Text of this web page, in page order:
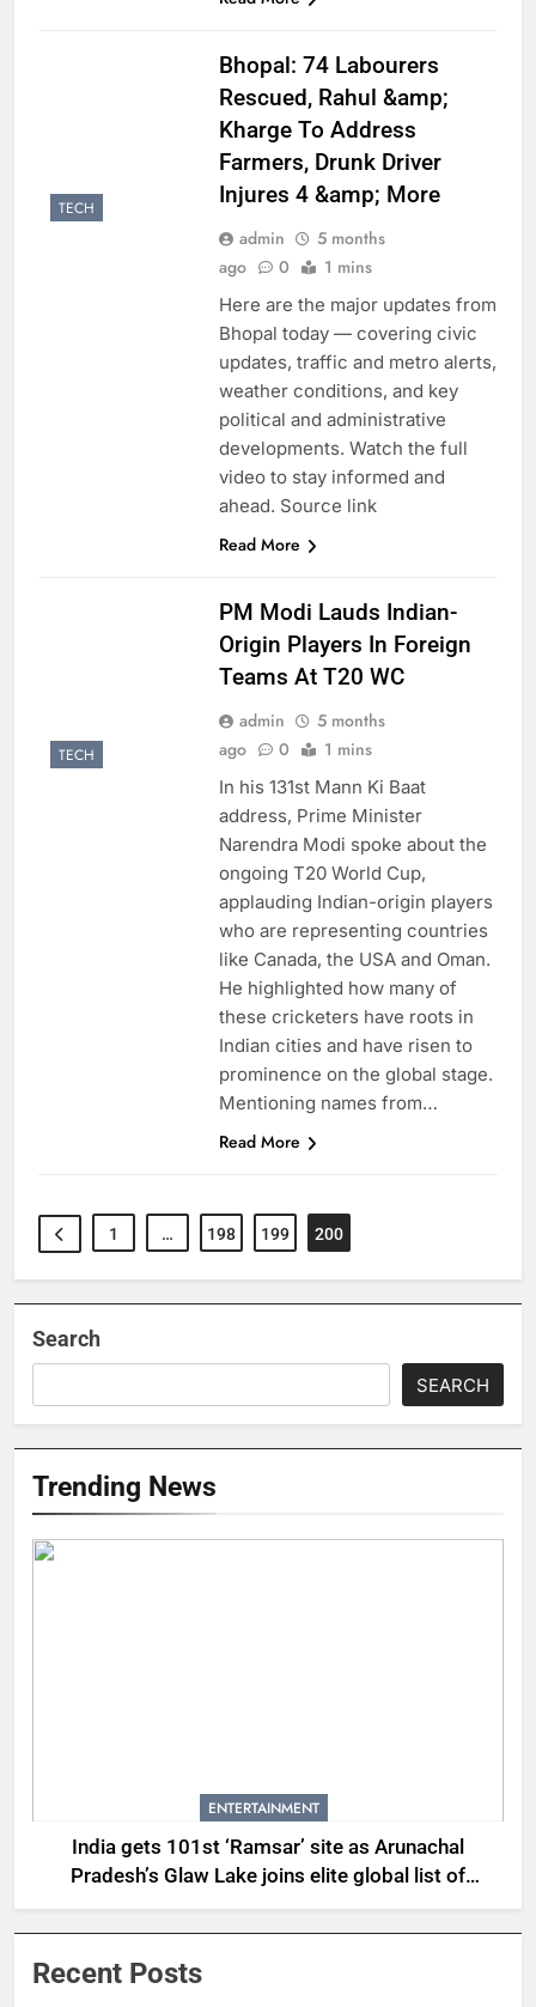
TECH
Bhopal: 74 Labourers
Rescued, Rahul &amp;
Kharge To Address
Farmers, Drunk Driver
Injures 4 &amp; More
admin
5 months
ago
0 1 mins
Here are the major updates from
Bhopal today — covering civic
updates, traffic and metro alerts,
weather conditions, and key
political and administrative
developments. Watch the full
video to stay informed and
ahead. Source link
Read More
TECH
PM Modi Lauds Indian-
Origin Players In Foreign
Teams At T20 WC
admin
5 months
ago
0 1 mins
In his 131st Mann Ki Baat
address, Prime Minister
Narendra Modi spoke about the
ongoing T20 World Cup,
applauding Indian-origin players
who are representing countries
like Canada, the USA and Oman.
He highlighted how many of
these cricketers have roots in
Indian cities and have risen to
prominence on the global stage.
Mentioning names from…
Read More
1 … 198 199 200
Search
SEARCH
Trending News
ENTERTAINMENT
India gets 101st ‘Ramsar’ site as Arunachal
Pradesh’s Glaw Lake joins elite global list of
protected wetlands | India News
Recent Posts